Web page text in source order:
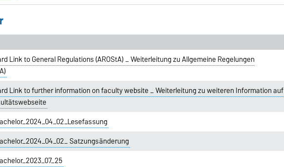
Link to General Regulations (AROStA) _ Weiterleitung zu Allgemeine Regelungen
Link to further information on faculty website _ Weiterleitung zu weiteren Information auf
Satzungsänderung